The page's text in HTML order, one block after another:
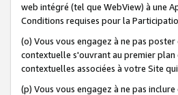
web intégré (tel que WebView) à une
Conditions requises pour la
(o) Vous vous engagez à ne pas
contextuelle s'ouvrant au premier
contextuelles associées à votre Site
(p) Vous vous engagez à ne pas